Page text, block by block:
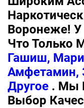
Воронеже! У
Что Только
Гашиш,
Амфетамин,
Другое . Мы
Выбор